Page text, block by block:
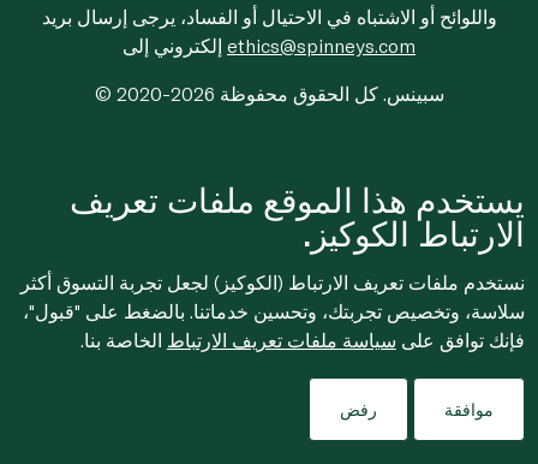
واللوائح أو الاشتباه في الاحتيال أو الفساد، يرجى إرسال بريد
ethics@spinneys.com
© 2020-2026 سبينس. كل الحقوق محفوظة
يستخدم هذا الموقع ملفات تعريف
الارتباط الكوكيز.
نستخدم ملفات تعريف الارتباط (الكوكيز) لجعل تجربة التسوق أكثر
سلاسة، وتخصيص تجربتك، وتحسين خدماتنا. بالضغط على "قبول"،
فإنك توافق على سياسة ملفات تعريف الارتباط الخاصة بنا.
موافقة رفض